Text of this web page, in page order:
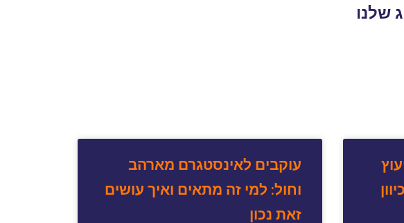
שלנו
עוקבים לאינסטגרם מארהב
וחול: למי זה מתאים ואיך עושים
זאת נכון